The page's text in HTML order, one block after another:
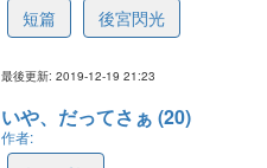
短篇 後宮閃光
最後更新: 2019-12-19 21:23
いや、だってさぁ (20)
作者: